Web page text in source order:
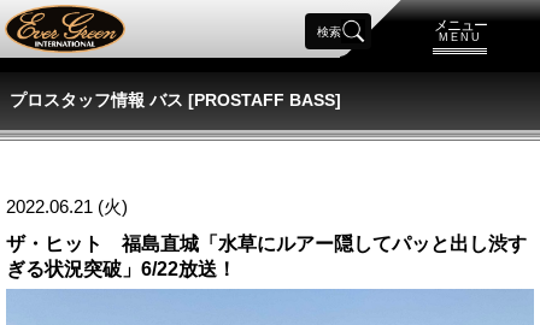
メニュー
MENU
検索
プロスタッフ情報 バス [PROSTAFF BASS]
2022.06.21 (火)
ザ・ヒット 福島直城「水草にルアー隠してパッと出し渋す
ぎる状況突破」6/22放送！